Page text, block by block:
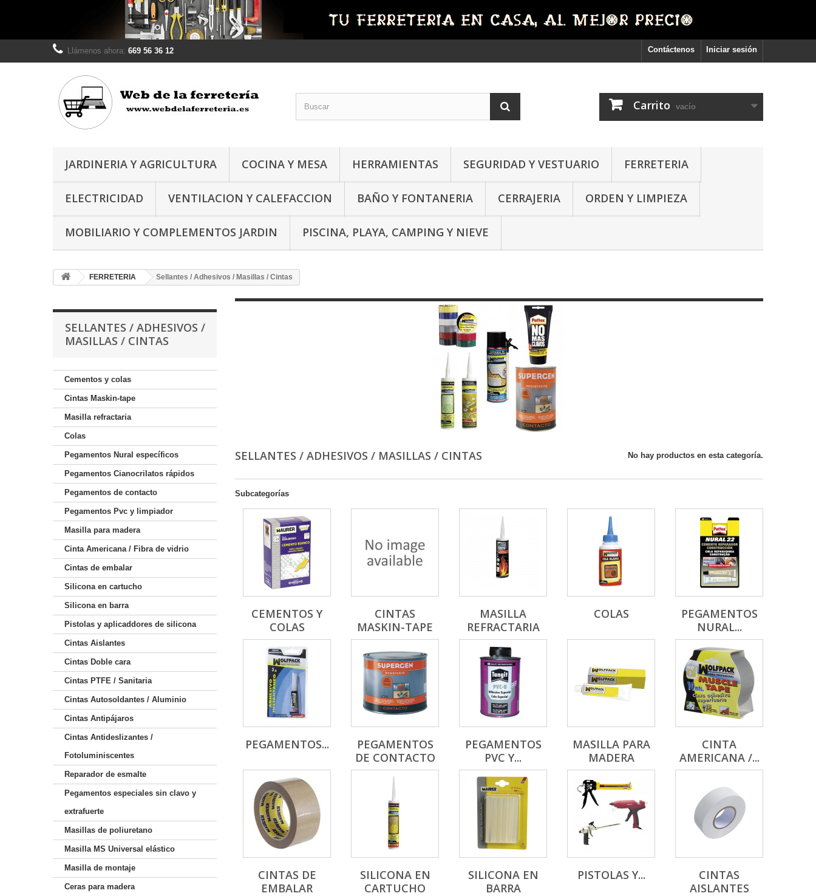
Iniciar sesión
Contáctenos
Llámenos ahora: 669 56 36 12
Carrito vacío
JARDINERIA Y AGRICULTURA COCINA Y MESA HERRAMIENTAS SEGURIDAD Y VESTUARIO FERRETERIA
ELECTRICIDAD VENTILACION Y CALEFACCION BAÑO Y FONTANERIA CERRAJERIA ORDEN Y LIMPIEZA
MOBILIARIO Y COMPLEMENTOS JARDIN PISCINA, PLAYA, CAMPING Y NIEVE
FERRETERIA Sellantes / Adhesivos / Masillas / Cintas
SELLANTES / ADHESIVOS /
MASILLAS / CINTAS
Cementos y colas
Cintas Maskin-tape
Masilla refractaria
Colas
Pegamentos Nural específicos
Pegamentos Cianocrilatos rápidos
Pegamentos de contacto
Pegamentos Pvc y limpiador
Masilla para madera
Cinta Americana / Fibra de vidrio
Cintas de embalar
Silicona en cartucho
Silicona en barra
Pistolas y aplicaddores de silicona
Cintas Aislantes
Cintas Doble cara
Cintas PTFE / Sanitaria
Cintas Autosoldantes / Aluminio
Cintas Antipájaros
Cintas Antideslizantes /
Fotoluminiscentes
Reparador de esmalte
Pegamentos especiales sin clavo y
extrafuerte
Masillas de poliuretano
Masilla MS Universal elástico
Masilla de montaje
Ceras para madera
SELLANTES / ADHESIVOS / MASILLAS / CINTAS No hay productos en esta categoría.
Subcategorías
CEMENTOS Y
COLAS
CINTAS
MASKIN-TAPE
MASILLA
REFRACTARIA
COLAS
PEGAMENTOS
NURAL...
PEGAMENTOS...
PEGAMENTOS
DE CONTACTO
PEGAMENTOS
PVC Y...
MASILLA PARA
MADERA
CINTA
AMERICANA /...
CINTAS DE
EMBALAR
SILICONA EN
CARTUCHO
SILICONA EN
BARRA
PISTOLAS Y...
CINTAS
AISLANTES